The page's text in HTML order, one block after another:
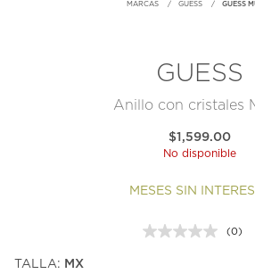
MARCAS GUESS GUESS
GUESS
Anillo con cristales
$1,599.00
No disponible
MESES SIN
Sin
(0)
TALLA: MX